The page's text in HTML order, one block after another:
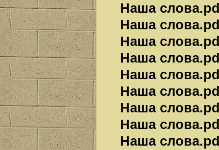
Наша
Наша
Наша
Наша
Наша
Наша
Наша
Наша
Наша